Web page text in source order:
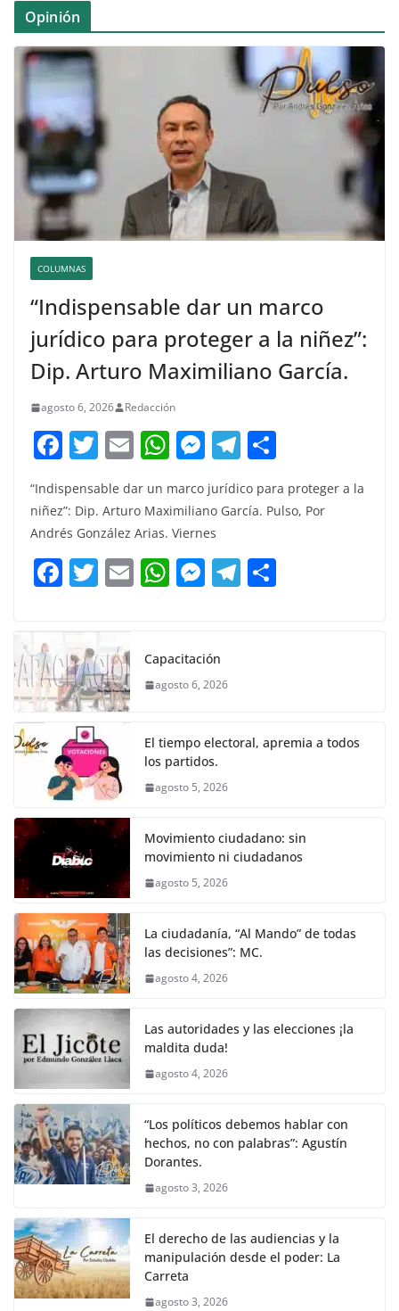
Opinión
COLUMNAS
“Indispensable dar un marco
jurídico para proteger a la niñez”:
Dip. Arturo Maximiliano García.
agosto 6, 2026 Redacción
F
c
e
b
o
k
T
w
itt
er
E
ai
l
W
at
s
A
p
M
e
ss
e
n
g
T
e
a
m
m
“Indispensable dar un marco jurídico para proteger a la
niñez”: Dip. Arturo Maximiliano García. Pulso, Por
Andrés González Arias. Viernes
F
c
e
b
o
o
k
T
itt
er
E W
s
A
p
M
e
n
er
T
Capacitación
agosto 6, 2026
El tiempo electoral, apremia a todos
los partidos.
agosto 5, 2026
Movimiento ciudadano: sin
movimiento ni ciudadanos
agosto 5, 2026
La ciudadanía, “Al Mando” de todas
las decisiones”: MC.
agosto 4, 2026
Las autoridades y las elecciones ¡la
maldita duda!
agosto 4, 2026
“Los políticos debemos hablar con
hechos, no con palabras”: Agustín
Dorantes.
agosto 3, 2026
El derecho de las audiencias y la
manipulación desde el poder: La
Carreta
agosto 3, 2026